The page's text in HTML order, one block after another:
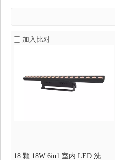
加入比对
18 颗 18W 6in1 室内 LED 洗墙